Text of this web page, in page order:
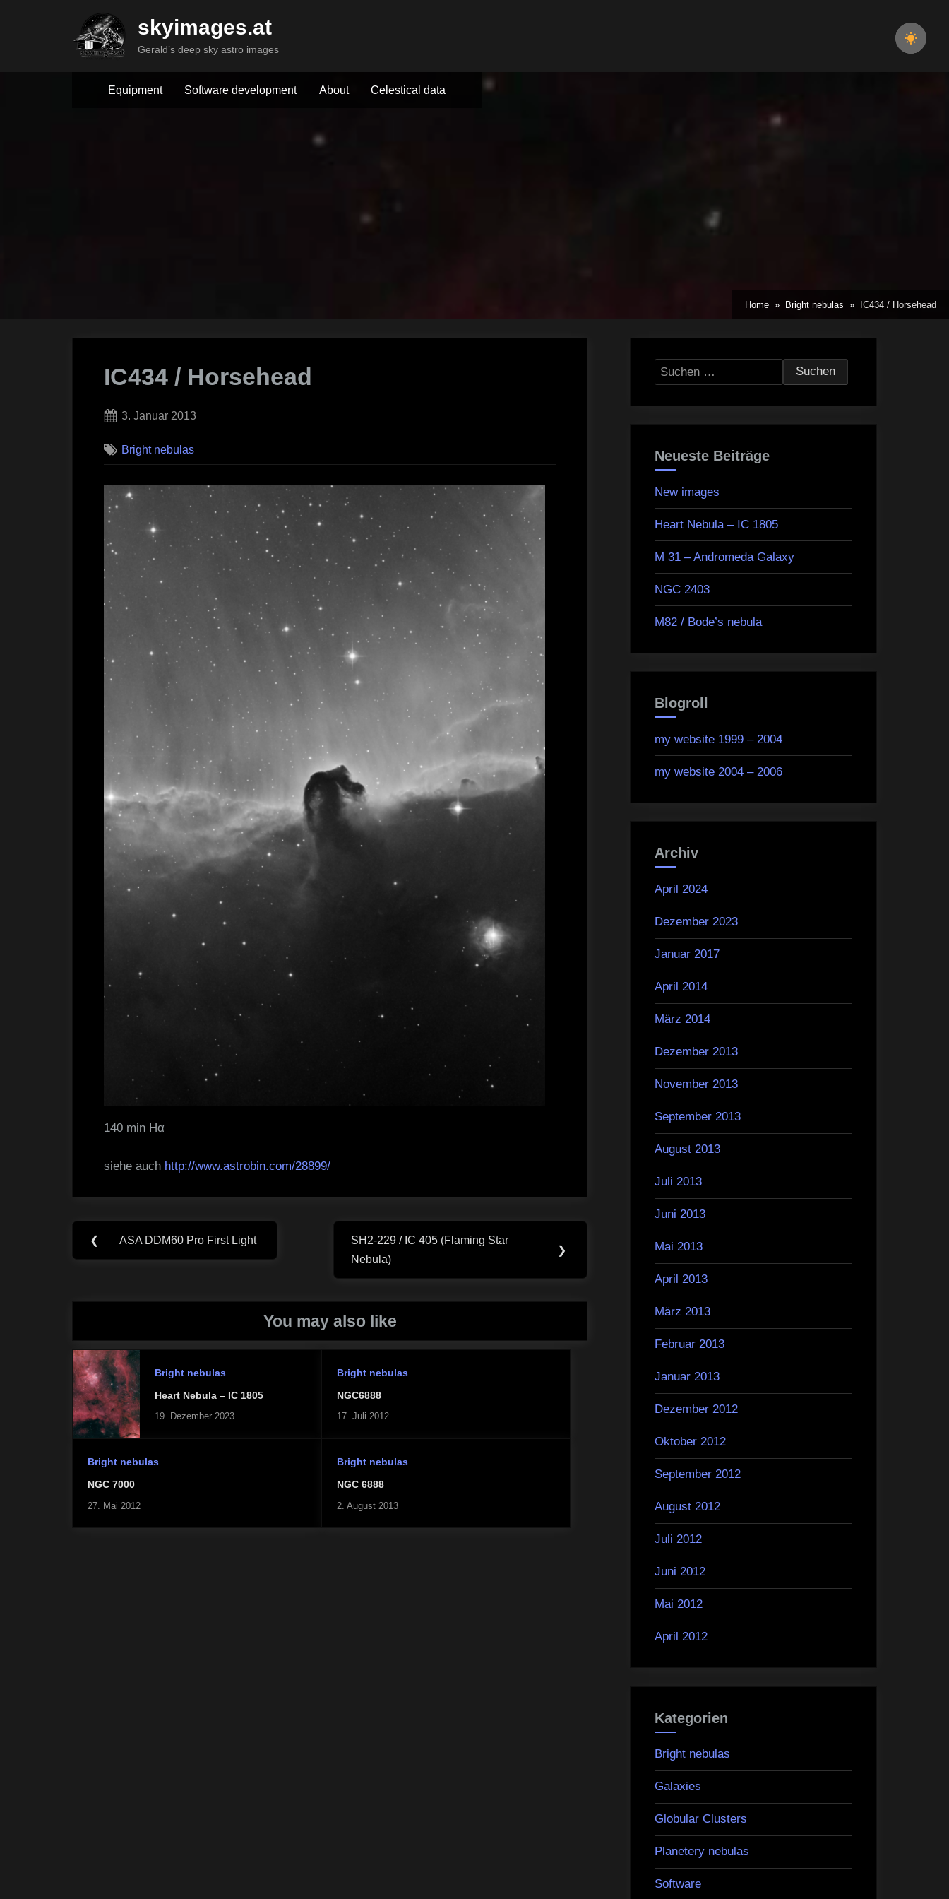
skyimages.at
Gerald’s deep sky astro images
Equipment Software development About Celestical data
Home Bright nebulas IC434 / Horsehead
IC434 / Horsehead
Posted
3. Januar 2013
Bright nebulas
140 min Hα
siehe auch http://www.astrobin.com/28899/
Beitragsnavigation
❮
Previous
ASA DDM60 Pro First Light
Next
Post:
SH2-229 / IC 405 (Flaming Star
Nebula)
❯
You may also like
Bright nebulas
Heart Nebula – IC 1805
19. Dezember 2023
Bright nebulas
NGC6888
17. Juli 2012
Bright nebulas
NGC 7000
27. Mai 2012
Bright nebulas
NGC 6888
2. August 2013
Suchen
nach:
Neueste Beiträge
New images
Heart Nebula – IC 1805
M 31 – Andromeda Galaxy
NGC 2403
M82 / Bode’s nebula
Blogroll
my website 1999 – 2004
my website 2004 – 2006
Archiv
April 2024
Dezember 2023
Januar 2017
April 2014
März 2014
Dezember 2013
November 2013
September 2013
August 2013
Juli 2013
Juni 2013
Mai 2013
April 2013
März 2013
Februar 2013
Januar 2013
Dezember 2012
Oktober 2012
September 2012
August 2012
Juli 2012
Juni 2012
Mai 2012
April 2012
Kategorien
Bright nebulas
Galaxies
Globular Clusters
Planetery nebulas
Software